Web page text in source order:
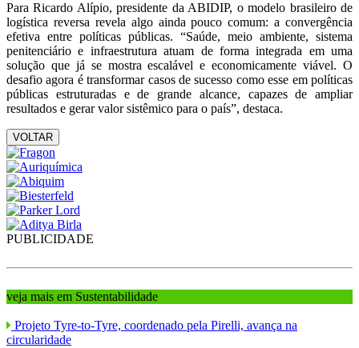
Para Ricardo Alípio, presidente da ABIDIP, o modelo brasileiro de
logística reversa revela algo ainda pouco comum: a convergência
efetiva entre políticas públicas. “Saúde, meio ambiente, sistema
penitenciário e infraestrutura atuam de forma integrada em uma
solução que já se mostra escalável e economicamente viável. O
desafio agora é transformar casos de sucesso como esse em políticas
públicas estruturadas e de grande alcance, capazes de ampliar
resultados e gerar valor sistêmico para o país”, destaca.
VOLTAR
PUBLICIDADE
veja mais em Sustentabilidade
Projeto Tyre-to-Tyre, coordenado pela Pirelli, avança na
circularidade